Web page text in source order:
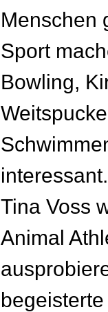
Menschen
Sport
Bowling,
Tina Voss
Animal